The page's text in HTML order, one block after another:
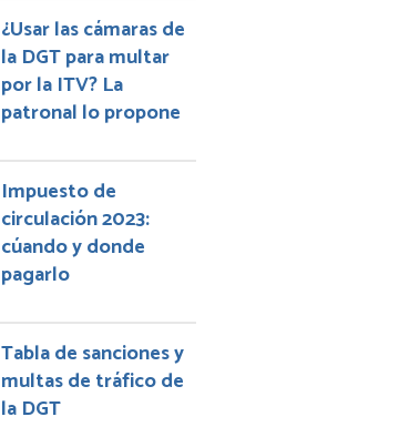
¿Usar las cámaras de
la DGT para multar
por la ITV? La
patronal lo propone
Impuesto de
circulación 2023:
cúando y donde
pagarlo
Tabla de sanciones y
multas de tráfico de
la DGT